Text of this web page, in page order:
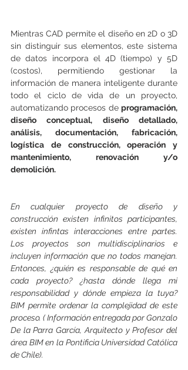
Mientras CAD permite el diseño en 2D o 3D
sin distinguir sus elementos, este sistema
de datos incorpora el 4D (tiempo) y 5D
(costos), permitiendo gestionar la
información de manera inteligente durante
todo el ciclo de vida de un proyecto,
automatizando procesos de programación,
diseño conceptual, diseño detallado,
análisis, documentación, fabricación,
logística de construcción, operación y
mantenimiento, renovación y/o
demolición.
En cualquier proyecto de diseño y
construcción existen infinitos participantes,
existen infintas interacciones entre partes.
Los proyectos son multidisciplinarios e
incluyen información que no todos manejan.
Entonces, ¿quién es responsable de qué en
cada proyecto? ¿hasta dónde llega mi
responsabilidad y dónde empieza la tuya?
BIM permite ordenar la complejidad de este
proceso. ( Información entregada por Gonzalo
De la Parra García, Arquitecto y Profesor del
área BIM en la Pontificia Universidad Católica
de Chile).